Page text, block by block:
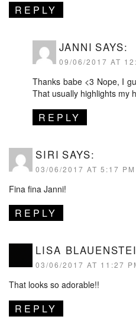
REPLY
JANNI SAYS:
09/06/2017 AT
Thanks babe <3 Nope, I
That usually highlights my
REPLY
SIRI SAYS:
03/06/2017 AT 5:17 PM
Fina fina Janni!
REPLY
LISA
03/06/2017 AT 11:27
That looks so adorable!!
REPLY